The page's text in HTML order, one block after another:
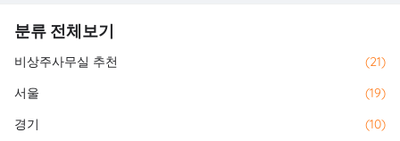
분류 전체보기
비상주사무실 추천
(21)
서울
(19)
경기
(10)